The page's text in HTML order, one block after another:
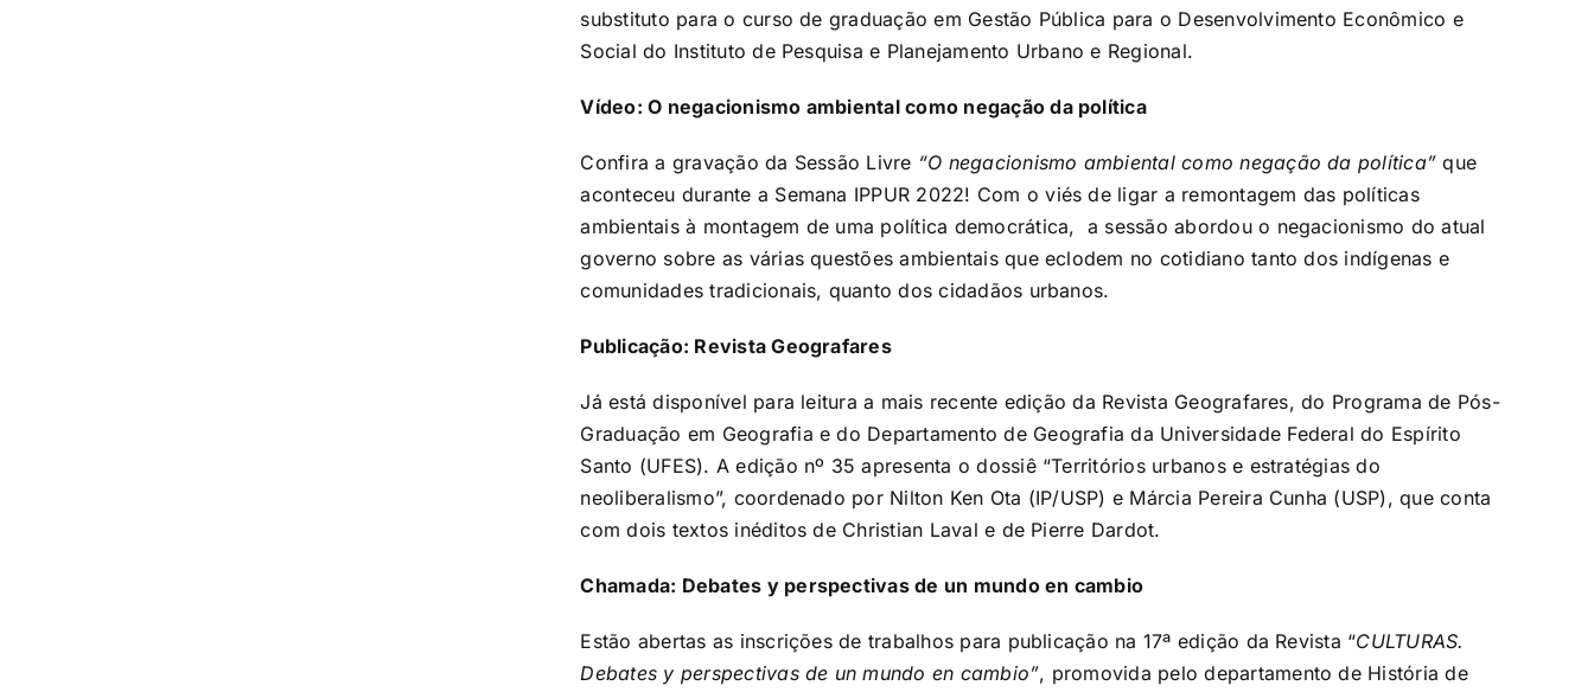
substituto para o curso de graduação em Gestão Pública para o Desenvolvimento Econômico e
Social do Instituto de Pesquisa e Planejamento Urbano e Regional.
Vídeo: O negacionismo ambiental como negação da política
Confira a gravação da Sessão Livre “O negacionismo ambiental como negação da política”que
aconteceu durante a Semana IPPUR 2022! Com o viés de ligar a remontagem das políticas
ambientais à montagem de uma política democrática, a sessão abordou o negacionismo do atual
governo sobre as várias questões ambientais que eclodem no cotidiano tanto dos indígenas e
comunidades tradicionais, quanto dos cidadãos urbanos.
Publicação: Revista Geografares
Já está disponível para leitura a mais recente edição da Revista Geografares, do Programa de Pós-
Graduação em Geografia e do Departamento de Geografia da Universidade Federal do Espírito
Santo (UFES). A edição nº 35 apresenta o dossiê“Territórios urbanos e estratégias do
neoliberalismo”, coordenado por Nilton Ken Ota (IP/USP) e Márcia Pereira Cunha (USP), que conta
com dois textos inéditos de Christian Laval e de Pierre Dardot.
Chamada: Debates y perspectivas de un mundo en cambio
Estão abertas as inscrições de trabalhos para publicação na 17ª edição da Revista “CULTURAS.
Debates y perspectivas de un mundo en cambio”, promovida pelo departamento de História de